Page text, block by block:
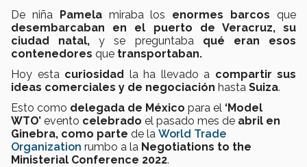
De niña Pamelamiraba los enormes barcos que
desembarcaban en el puerto de Veracruz, su
ciudad natal,y se preguntaba qué eran esos
contenedores que transportaban.
Hoy esta curiosidad la ha llevado a compartir sus
ideas comerciales y de negociación hasta Suiza.
Esto como delegada de México para el ‘Model
WTO’ evento celebrado el pasado mes de abril en
Ginebra, como parte de la World Trade
Organization rumbo a la Negotiations to the
Ministerial Conference 2022.